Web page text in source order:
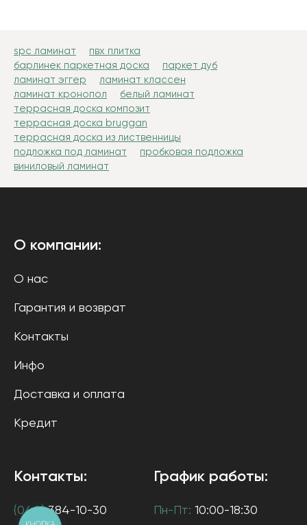
spc ламинат
пвх плитка
барлинек паркетная доска
паркет дуб
ламинат эггер
ламинат классен
ламинат кронопол
белый ламинат
террасная доска композит
террасная доска bruggan
террасная доска из лиственницы
подложка под ламинат
пробковая подложка
виниловый ламинат
О компании:
О нас
Гарантия и возврат
Контакты
Инфо
Доставка и оплата
Кредит
Контакты:
(044)384-10-30
График работы:
Пн-Пт: 10:00-18:30